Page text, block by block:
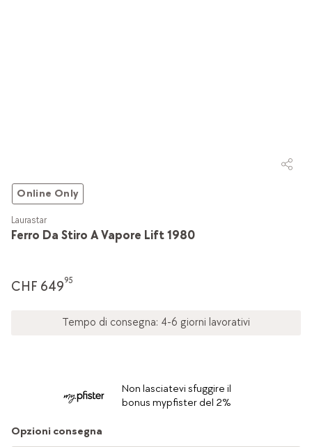
Online Only
Ferro Da Stiro A Vapore Lift 1980
Laurastar
CHF 64995
Tempo di consegna: 4-6 giorni lavorativi
Non lasciatevi sfuggire il
bonus mypfister del 2%
Opzioni consegna